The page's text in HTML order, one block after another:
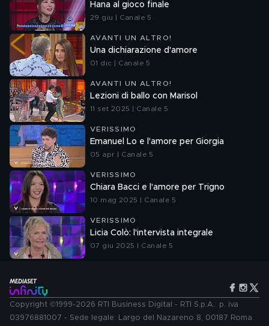
Hana al gioco finale
29 giu | Canale 5
AVANTI UN ALTRO!
Una dichiarazione d'amore
01 dic | Canale 5
AVANTI UN ALTRO!
Lezioni di ballo con Marisol
11 set 2025 | Canale 5
VERISSIMO
Emanuel Lo e l'amore per Giorgia
05 apr | Canale 5
VERISSIMO
Chiara Bacci e l'amore per Trigno
10 mag 2025 | Canale 5
VERISSIMO
Licia Colò: l'intervista integrale
07 giu 2025 | Canale 5
Copyright ©1999-2026 RTI Business Digital - RTI S.p.A.: p. iva
03976881007 - Sede legale: Largo del Nazareno 8, 00187 Roma.